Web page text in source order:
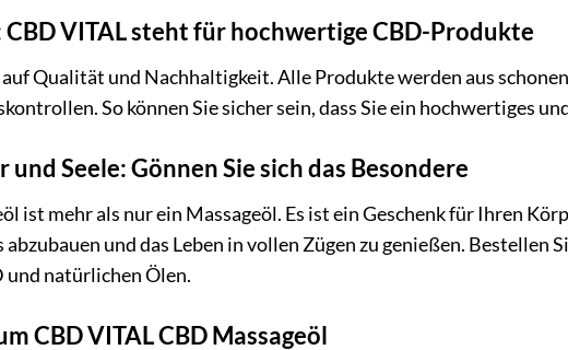
VITAL steht für hochwertige CBD-Produkte
Qualität und Nachhaltigkeit. Alle Produkte werden aus
So können Sie sicher sein, dass Sie ein hochwertiges
Seele: Gönnen Sie sich das Besondere
ist mehr als nur ein Massageöl. Es ist ein Geschenk für Ihren
und das Leben in vollen Zügen zu genießen. Bestellen
natürlichen Ölen.
CBD VITAL CBD Massageöl